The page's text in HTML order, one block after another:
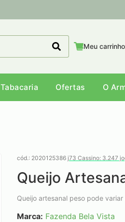
Meu carrinho
Tabacaria Ofertas O
cód.: 2020125386 j73 Cassino: 3.247
Queijo
Queijo artesanal peso pode
Marca: Fazenda Bela Vista